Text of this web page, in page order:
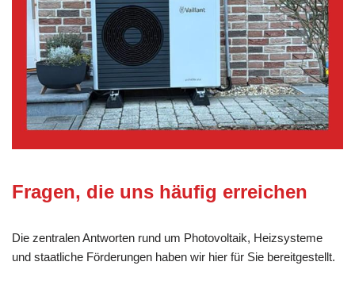
Fragen, die uns häufig erreichen
Die zentralen Antworten rund um Photovoltaik, Heizsysteme
und staatliche Förderungen haben wir hier für Sie bereitgestellt.